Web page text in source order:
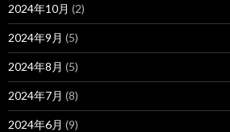
2024年10月 (2)
2024年9月 (5)
2024年8月 (5)
2024年7月 (8)
2024年6月 (9)